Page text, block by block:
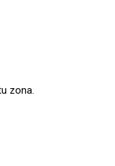
zona.